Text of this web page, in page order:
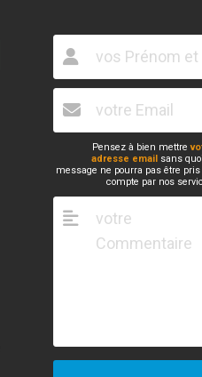
Pensez à bien mettre
adresse email sans
message ne pourra pas être
compte par nos